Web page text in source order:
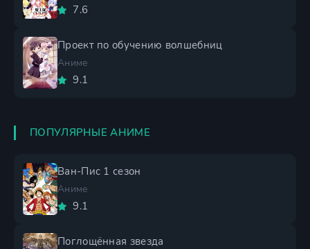
7.6
Проект по обучению волшебниц
Аниме
9.1
ПОПУЛЯРНЫЕ АНИМЕ
Ван-Пис 1 сезон
Аниме
9.1
Поглощённая звезда